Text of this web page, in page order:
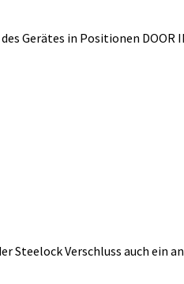
Gerätes in Positionen
Verschluss auch ein